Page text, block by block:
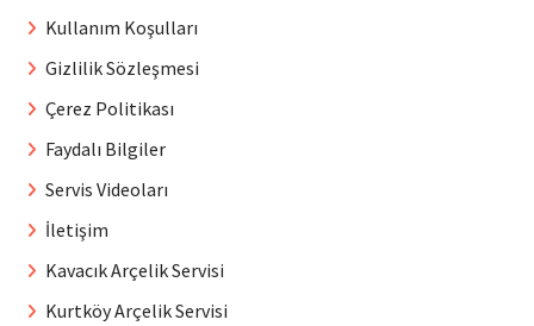
Kullanım Koşulları
Gizlilik Sözleşmesi
Çerez Politikası
Faydalı Bilgiler
Servis Videoları
İletişim
Kavacık Arçelik Servisi
Kurtköy Arçelik Servisi